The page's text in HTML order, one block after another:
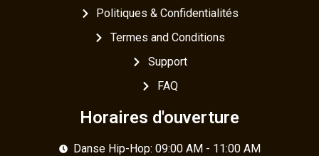
Politiques & Confidentialités
Termes and Conditions
Support
FAQ
Horaires d'ouverture
Danse Hip-Hop: 09:00 AM - 11:00 AM